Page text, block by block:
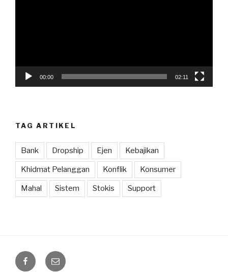
00:00 02:11
TAG ARTIKEL
Bank Dropship Ejen Kebajikan
Khidmat Pelanggan Konflik Konsumer
Mahal Sistem Stokis Support
FacebookEmail